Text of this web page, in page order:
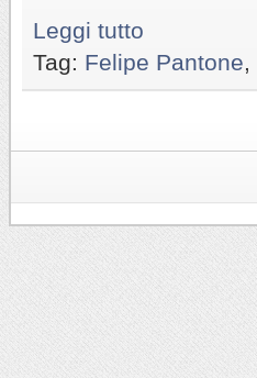
Leggi tutto
Tag: Felipe Pantone